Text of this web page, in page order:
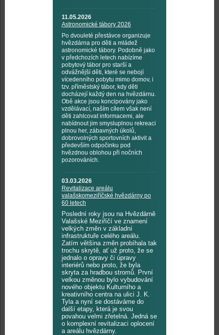
11.05.2026
Astronomické tábory 2026
Po dvouleté přestávce organizuje
hvězdárna pro děti a mládež
astronomické tábory. Podobně jako
v předchozích letech nabízíme
pobytový tábor pro starší a
odvážnější děti, které se nebojí
vícedenního pobytu mimo domov, i
tzv. příměstský tábor, kdy děti
docházejí každý den na hvězdárnu.
Obě akce jsou koncipovány jako
vzdělávací, naším cílem však není
děti zahlcovat informacemi, ale
nabídnout jim smysluplnou rekreaci
plnou her, zábavných úkolů,
dobrovolných sportovních aktivit a
především odpočinku pod
hvězdnou oblohou při nočních
pozorováních.
03.03.2026
Revitalizace areálu
valašskomeziříčské hvězdárny po
60 letech
Poslední roky jsou na Hvězdárně
Valašské Meziříčí ve znamení
velkých změn v základní
infrastruktuře celého areálu.
Zatím většina změn probíhala tak
trochu skrytě, ať už proto, že se
jednalo o opravy či úpravy
interiérů nebo proto, že byla
skryta za hradbou stromů. První
velkou změnou bylo vybudování
nového objektu Kulturního a
kreativního centra na ulici J. K.
Tyla a nyní se dostáváme do
další etapy, která je svou
povahou velmi zřetelná. Jedná se
o komplexní revitalizaci oplocení
a areálu hvězdárny.